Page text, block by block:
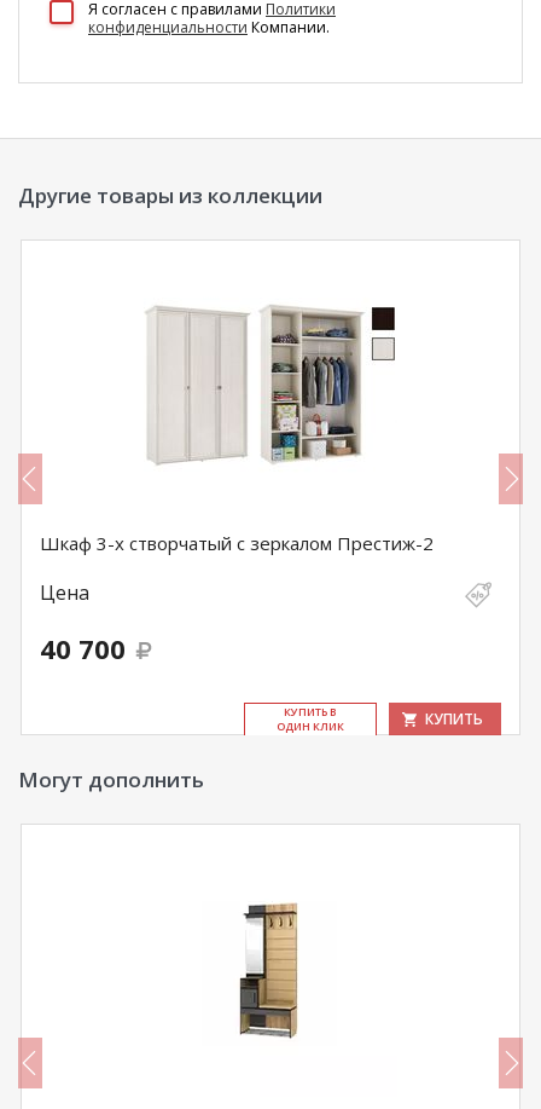
Я согласен c правилами Политики
конфиденциальности Компании.
Другие товары из коллекции
Шкаф 3-х створчатый с зеркалом Престиж-2
Цена
40 700
КУ­ПИТЬ В
ОДИН КЛИК
КУПИТЬ
Могут дополнить